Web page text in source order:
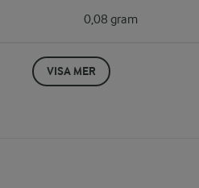
0,08 gram
VISA MER